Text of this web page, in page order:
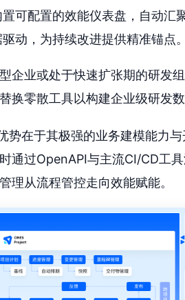
可配置的效能仪表盘，自动汇
动，为持续改进提供精准锚点。
企业或处于快速扩张期的研发
换零散工具以构建企业级研发数
势在于其极强的业务建模能力
通过OpenAPI与主流CI/CD工
理从流程管控走向效能赋能。